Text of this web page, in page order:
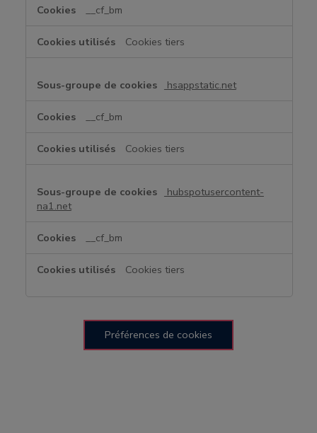
__cf_bm
Cookies tiers
hsappstatic.net
__cf_bm
Cookies tiers
hubspotusercontent-
na1.net
__cf_bm
Cookies tiers
Préférences de cookies